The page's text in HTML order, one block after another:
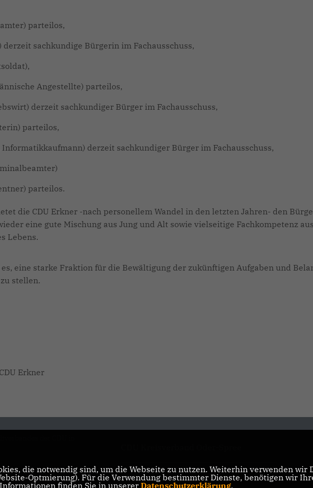
parteilos,
sachkundige Bürgerin im Fachausschuss,
Angestellte) parteilos,
derzeit sachkundiger Bürger im Fachausschuss,
parteilos,
Informatikkaufmann) derzeit sachkundiger Bürger im Fachausschuss,
parteilos.
die CDU Erkner -nach personellem Wandel in den letzten Jahren- den
eine gute Mischung aus Jung und Alt sowie vielseitige Fachkompetenz
Lebens.
eine starke Fraktion für die Bewältigung der zukünftigen Aufgaben und
stellen.
Erkner
DATENSCHUTZ
CDU Brandenburg
die notwendig sind, um die Webseite zu nutzen. Weiterhin verwenden
Optmierung). Für die Verwendung bestimmter Dienste, benötigen wir
finden Sie in unserer Datenschutzerklärung.